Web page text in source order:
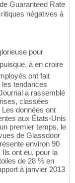
Guaranteed Rate
négatives à
pour
à en croire
ont fait
tendances
a rassemblé
classées
données ont
aux États-Unis
premier temps, le
de Glassdoor
environ 90
ont eu, pour la
de 28 % en
à janvier 2013